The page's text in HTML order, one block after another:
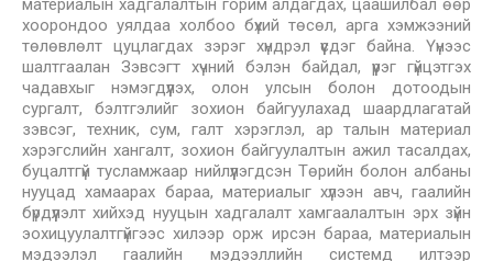
материалын хадгалалтын горим алдагдах, цаашилбал өөр
хоорондоо уялдаа холбоо бүхий төсөл, арга хэмжээний
төлөвлөлт цуцлагдах зэрэг хүндрэл үүсдэг байна. Үүнээс
шалтгаалан Зэвсэгт хүчний бэлэн байдал, үүрэг гүйцэтгэх
чадавхыг нэмэгдүүлэх, олон улсын болон дотоодын
сургалт, бэлтгэлийг зохион байгуулахад шаардлагатай
зэвсэг, техник, сум, галт хэрэглэл, ар талын материал
хэрэгслийн хангалт, зохион байгуулалтын ажил тасалдах,
буцалтгүй тусламжаар нийлүүлэгдсэн Төрийн болон албаны
нууцад хамаарах бараа, материалыг хүлээн авч, гаалийн
бүрдүүлэлт хийхэд нууцын хадгалалт хамгаалалтын эрх зүйн
эохицуулалтгүйгээс хилээр орж ирсэн бараа, материалын
мэдээлэл гаалийн мэдээллийн системд илтээр